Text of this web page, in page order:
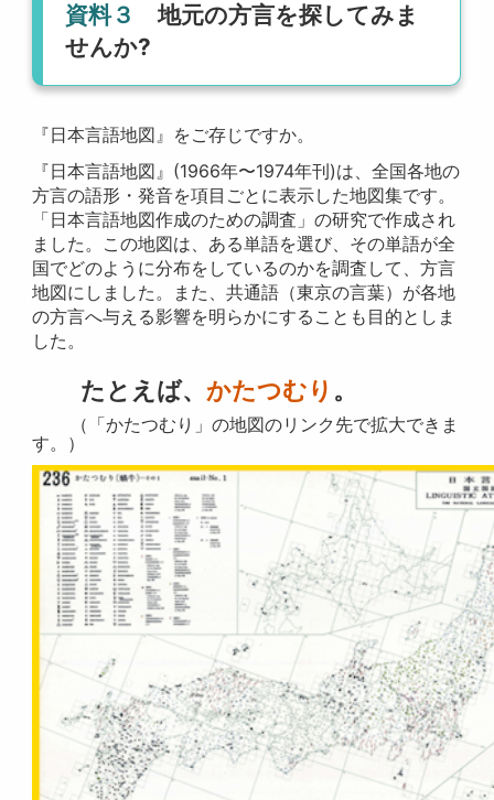
資料３
地元の方言を探してみま
せんか?
『日本言語地図』をご存じですか。
『日本言語地図』(1966年〜1974年刊)は、全国各地の
方言の語形・発音を項目ごとに表示した地図集です。
「日本言語地図作成のための調査」の研究で作成され
ました。この地図は、ある単語を選び、その単語が全
国でどのように分布をしているのかを調査して、方言
地図にしました。また、共通語（東京の言葉）が各地
の方言へ与える影響を明らかにすることも目的としま
した。
たとえば、かたつむり 。
（「かたつむり」の地図のリンク先で拡大できま
す。）